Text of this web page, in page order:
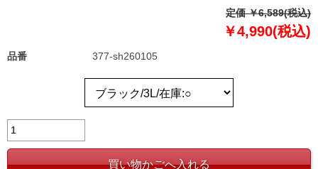
定価 ￥6,589(税込)
￥4,990(税込)
品番 377-sh260105